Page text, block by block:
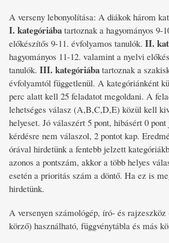
A verseny lebonyolítása: A diákok három
I. kategóriába tartoznak a hagyományos 9-
előkészítős 9-11. évfolyamos tanulók. II.
hagyományos 11-12. valamint a nyelvi
tanulók. III. kategóriába tartoznak a
évfolyamtól függetlenül. A kategóriánként
perc alatt kell 25 feladatot megoldani. A
lehetséges válasz (A,B,C,D,E) közül kell
helyeset. Jó válaszért 5 pont, hibásért 0
kérdésre nem válaszol, 2 pontot kap.
órával hirdetünk a fentebb jelzett
azonos a pontszám, akkor a több helyes
esetén a prioritás szám a döntő. Ha ez is
hirdetünk.
A versenyen számológép, író- és
körző) használható, függvénytábla és más